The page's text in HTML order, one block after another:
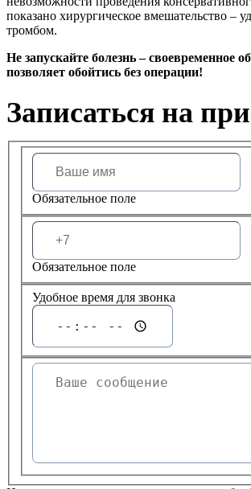
показано хирургическое вмешательство –
тромбом.
Не запускайте болезнь – своевременное
позволяет обойтись без операции!
Записаться на
Обязательное поле
Обязательное поле
Удобное время для звонка